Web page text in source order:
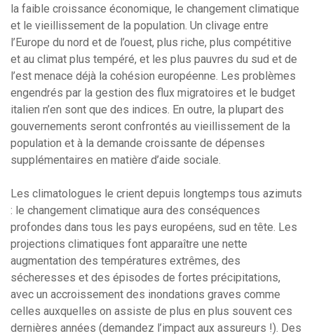
la faible croissance économique, le changement climatique
et le vieillissement de la population. Un clivage entre
l’Europe du nord et de l’ouest, plus riche, plus compétitive
et au climat plus tempéré, et les plus pauvres du sud et de
l’est menace déjà la cohésion européenne. Les problèmes
engendrés par la gestion des flux migratoires et le budget
italien n’en sont que des indices. En outre, la plupart des
gouvernements seront confrontés au vieillissement de la
population et à la demande croissante de dépenses
supplémentaires en matière d’aide sociale.
Les climatologues le crient depuis longtemps tous azimuts
: le changement climatique aura des conséquences
profondes dans tous les pays européens, sud en tête. Les
projections climatiques font apparaître une nette
augmentation des températures extrêmes, des
sécheresses et des épisodes de fortes précipitations,
avec un accroissement des inondations graves comme
celles auxquelles on assiste de plus en plus souvent ces
dernières années (demandez l’impact aux assureurs !). Des